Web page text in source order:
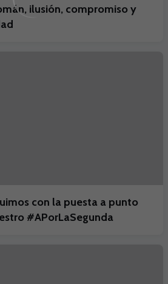
ilusión, compromiso y
con la puesta a punto
#APorLaSegunda